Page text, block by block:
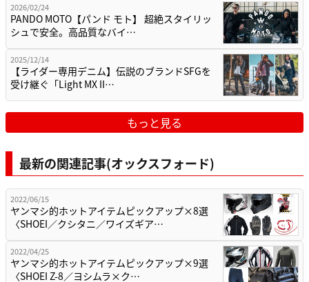
2026/02/24
PANDO MOTO【パンド モト】 超絶スタイリッ
シュで安全。高品質なバイ…
2025/12/14
【ライダー専用デニム】伝説のブランドSFGを
受け継ぐ「Light MX II…
もっと見る
最新の関連記事(オックスフォード)
2022/06/15
ヤンマシ的ホットアイテムピックアップ×8選
〈SHOEI／クシタニ／ワイズギア…
2022/04/25
ヤンマシ的ホットアイテムピックアップ×9選
〈SHOEI Z-8／ヨシムラ×ク…